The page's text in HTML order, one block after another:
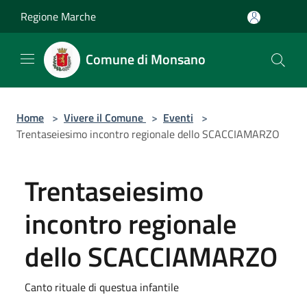
Regione Marche
Comune di Monsano
Home > Vivere il Comune > Eventi >
Trentaseiesimo incontro regionale dello SCACCIAMARZO
Trentaseiesimo
incontro regionale
dello SCACCIAMARZO
Canto rituale di questua infantile